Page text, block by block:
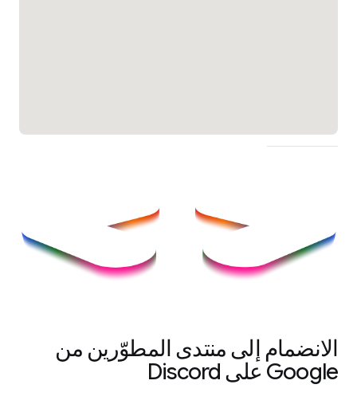
الانضمام إلى منتدى المطوّرين من
Google على Discord